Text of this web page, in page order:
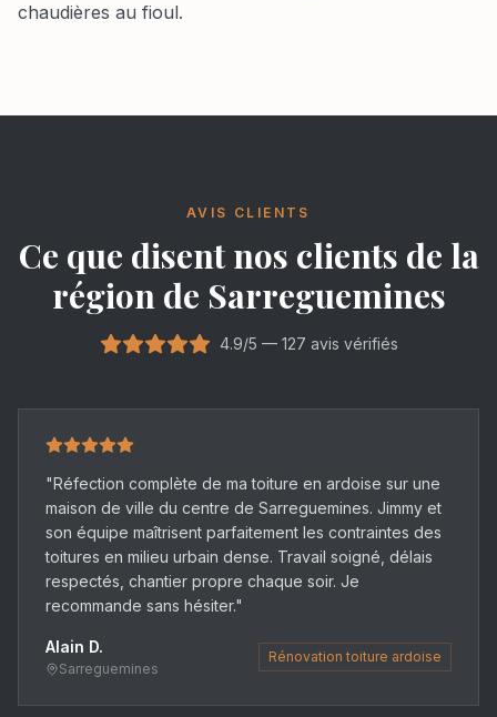
chaudières au fioul.
AVIS CLIENTS
Ce que disent nos clients de la
région de Sarreguemines
4.9/5 — 127 avis vérifiés
"Réfection complète de ma toiture en ardoise sur une
maison de ville du centre de Sarreguemines. Jimmy et
son équipe maîtrisent parfaitement les contraintes des
toitures en milieu urbain dense. Travail soigné, délais
respectés, chantier propre chaque soir. Je
recommande sans hésiter."
Alain D.
Sarreguemines
Rénovation toiture ardoise